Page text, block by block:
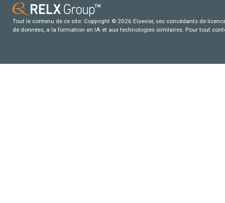
Tout le contenu de ce site: Copyright © 2026 Elsevier, ses concédants de
de données, a la formation en IA et aux technologies similaires. Pour tout